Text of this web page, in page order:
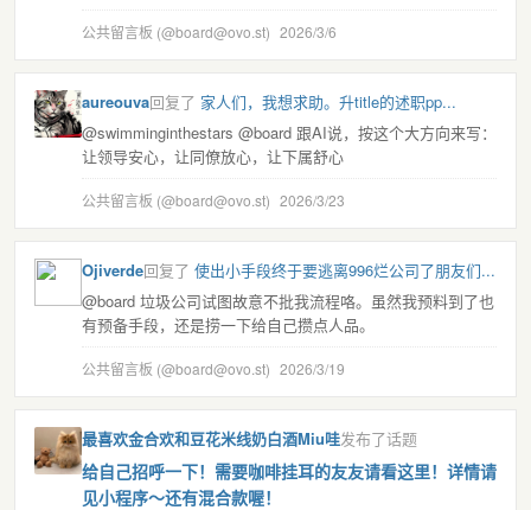
公共留言板 (@board@ovo.st) 2026/3/6
aureouva回复了 家人们，我想求助。升title的述职pp...
@swimminginthestars @board 跟AI说，按这个大方向来写：
让领导安心，让同僚放心，让下属舒心
公共留言板 (@board@ovo.st) 2026/3/23
Ojiverde回复了 使出小手段终于要逃离996烂公司了朋友们...
@board 垃圾公司试图故意不批我流程咯。虽然我预料到了也
有预备手段，还是捞一下给自己攒点人品。
公共留言板 (@board@ovo.st) 2026/3/19
最喜欢金合欢和豆花米线奶白酒Miu哇发布了话题
给自己招呼一下！需要咖啡挂耳的友友请看这里！详情请
见小程序～还有混合款喔！